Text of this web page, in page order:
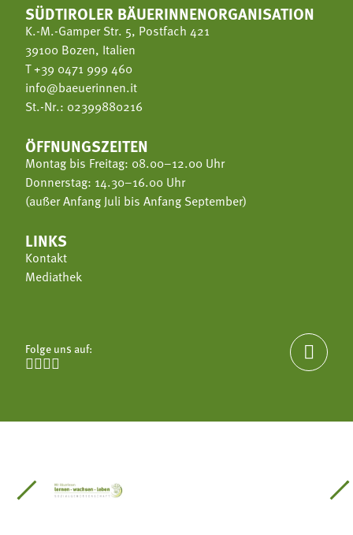
SÜDTIROLER BÄUERINNENORGANISATION
K.-M.-Gamper Str. 5, Postfach 421
39100 Bozen, Italien
T+39 0471 999 460
info@baeuerinnen.it
St.-Nr.: 02399880216
ÖFFNUNGSZEITEN
Montag bis Freitag: 08.00–12.00 Uhr
Donnerstag: 14.30–16.00 Uhr
(außer Anfang Juli bis Anfang September)
LINKS
Kontakt
Mediathek
Folge uns auf:


Südtirol
Gärtnervereinigung
Sozialgenossenschaft Mit Bäuerinnen lernen -
Lebensberatung für dieAus unserer